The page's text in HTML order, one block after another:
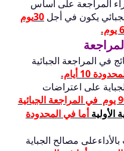
المراجعة على أساس
يكون في أجل
30يوم
في المراجعة الجبائية
على اعتراضات
90 يوم في المراجعة الجبائية
الأوليةأما في المحدودة
مصالح الجباية